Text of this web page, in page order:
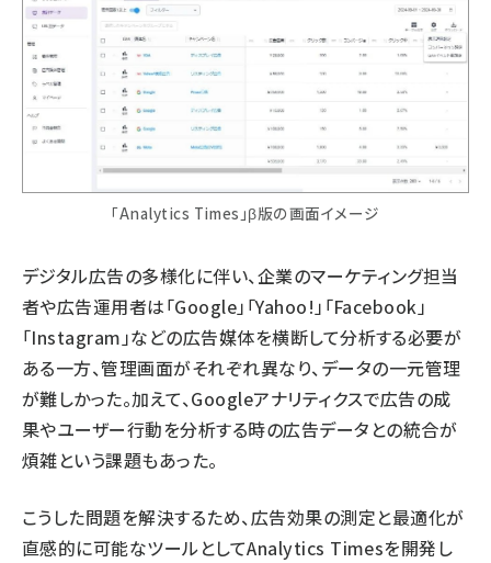
「Analytics Times」β版の画面イメージ
デジタル広告の多様化に伴い、企業のマーケティング担当
者や広告運用者は「Google」「Yahoo!」「Facebook」
「Instagram」などの広告媒体を横断して分析する必要が
ある一方、管理画面がそれぞれ異なり、データの一元管理
が難しかった。加えて、Googleアナリティクスで広告の成
果やユーザー行動を分析する時の広告データとの統合が
煩雑という課題もあった。
こうした問題を解決するため、広告効果の測定と最適化が
直感的に可能なツールとしてAnalytics Timesを開発し